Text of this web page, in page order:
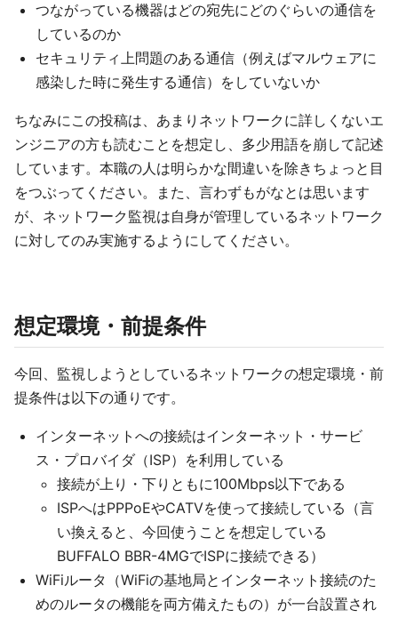
つながっている機器はどの宛先にどのぐらいの通信を
しているのか
セキュリティ上問題のある通信（例えばマルウェアに
感染した時に発生する通信）をしていないか
ちなみにこの投稿は、あまりネットワークに詳しくないエ
ンジニアの方も読むことを想定し、多少用語を崩して記述
しています。本職の人は明らかな間違いを除きちょっと目
をつぶってください。また、言わずもがなとは思います
が、ネットワーク監視は自身が管理しているネットワーク
に対してのみ実施するようにしてください。
想定環境・前提条件
今回、監視しようとしているネットワークの想定環境・前
提条件は以下の通りです。
インターネットへの接続はインターネット・サービ
ス・プロバイダ（ISP）を利用している
接続が上り・下りともに100Mbps以下である
ISPへはPPPoEやCATVを使って接続している（言
い換えると、今回使うことを想定している
BUFFALO BBR-4MGでISPに接続できる）
WiFiルータ（WiFiの基地局とインターネット接続のた
めのルータの機能を両方備えたもの）が一台設置され